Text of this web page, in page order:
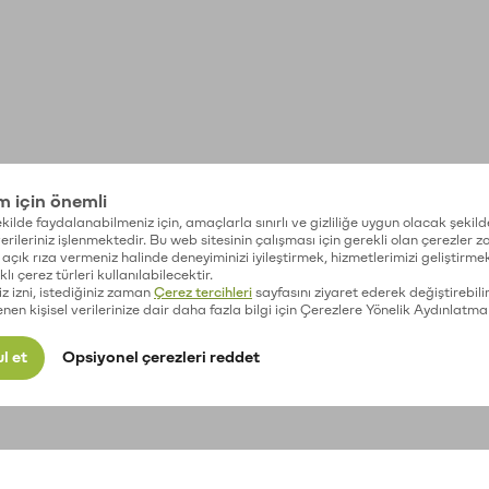
için önemli
faydalanabilmeniz için, amaçlarla sınırlı ve gizliliğe uygun olacak
işlenmektedir. Bu web sitesinin çalışması için gerekli olan çerezler
rıza vermeniz halinde deneyiminizi iyileştirmek, hizmetlerimizi
çerez türleri kullanılabilecektir.
izni, istediğiniz zaman Çerez tercihleri sayfasını ziyaret ederek
kişisel verilerinize dair daha fazla bilgi için Çerezlere Yönelik
et Opsiyonel çerezleri reddet